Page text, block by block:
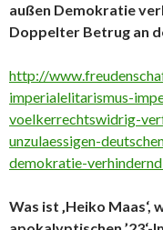
außen Demokratie
Doppelter Betrug an
http://
imperialelitarismus-
voelkerrechtswidrig-
unzulaessigen-
demokratie-
Was ist ‚Heiko Maas‘,